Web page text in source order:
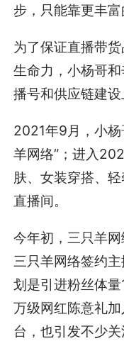
步，只能靠更丰富
为了保证直播带
生命力，小杨哥
播号和供应链建设
2021年9月，小杨
羊网络”；进入
肤、女装穿搭、
直播间。
今年初，三只羊
三只羊网络签约
划是引进粉丝体
万级网红陈意礼
台，也引发不少关